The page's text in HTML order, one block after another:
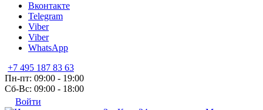
Вконтакте
Telegram
Viber
Viber
WhatsApp
+7 495 187 83 63
Пн-пт: 09:00 - 19:00
Сб-Вс: 09:00 - 18:00
Войти